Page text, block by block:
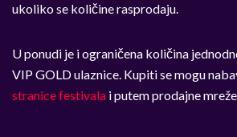
ukoliko se količine rasprodaju.
U ponudi je i ograničena količina
VIP GOLD ulaznice. Kupiti se mogu
stranice festivala i putem prodajne mreže